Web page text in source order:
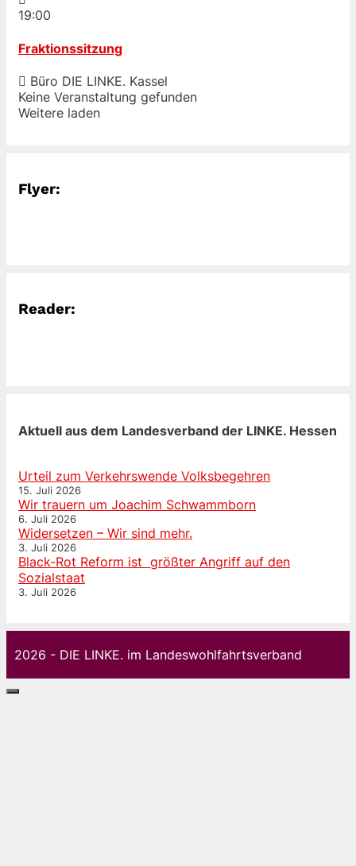
19:00
Fraktionssitzung
Büro DIE LINKE. Kassel
Keine Veranstaltung gefunden
Weitere laden
Flyer:
Reader:
Aktuell aus dem Landesverband der LINKE. Hessen
Urteil zum Verkehrswende Volksbegehren
15. Juli 2026
Wir trauern um Joachim Schwammborn
6. Juli 2026
Widersetzen – Wir sind mehr.
3. Juli 2026
Black-Rot Reform ist größter Angriff auf den
Sozialstaat
3. Juli 2026
2026 - DIE LINKE. im Landeswohlfahrtsverband
Schließen